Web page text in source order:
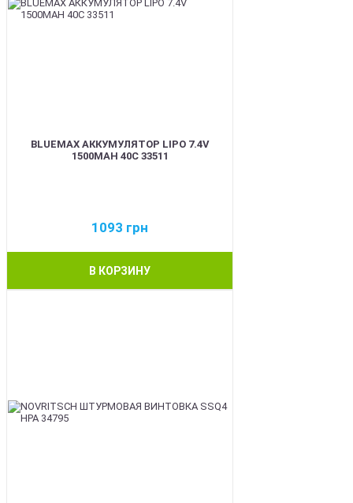
BLUEMAX АККУМУЛЯТОР LIPO 7.4V
1500MAH 40C 33511
1093 грн
В КОРЗИНУ